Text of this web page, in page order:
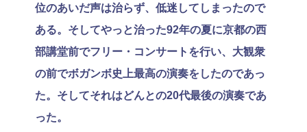
位のあいだ声は治らず、低迷してしまったので
ある。そしてやっと治った92年の夏に京都の西
部講堂前でフリー・コンサートを行い、大観衆
の前でボガンボ史上最高の演奏をしたのであっ
た。そしてそれはどんとの20代最後の演奏であ
った。